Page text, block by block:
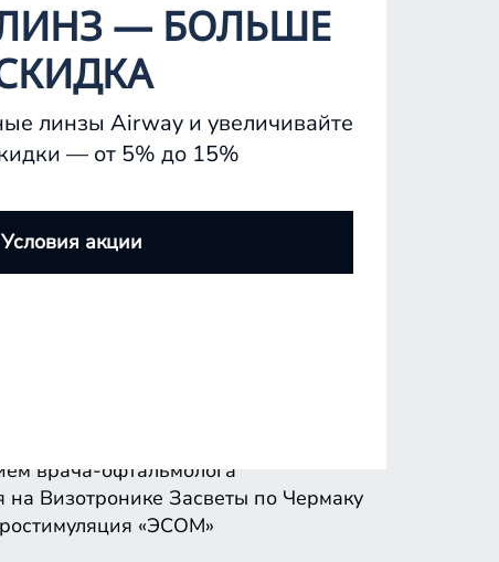
на Визотронике Засветы по Чермаку
«ЭСОМ»
врача-офтальмолога
на Визотронике Засветы по Чермаку
«ЭСОМ»
— БОЛЬШЕ
линзы Airway и увеличивайте
— от 5% до 15%
Условия акции